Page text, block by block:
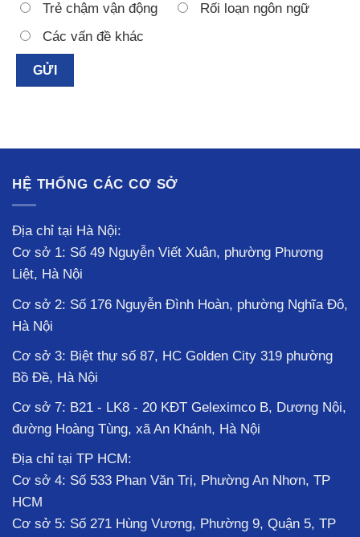
Trẻ chậm vận động
Rối loạn ngôn ngữ
Các vấn đề khác
HỆ THỐNG CÁC CƠ SỞ
Địa chỉ tại Hà Nội:
Cơ sở 1: Số 49 Nguyễn Viết Xuân, phường Phương
Liệt, Hà Nội
Cơ sở 2: Số 176 Nguyễn Đình Hoàn, phường Nghĩa Đô,
Hà Nội
Cơ sở 3: Biệt thự số 87, HC Golden City 319 phường
Bồ Đề, Hà Nội
Cơ sở 7: B21 - LK8 - 20 KĐT Geleximco B, Dương Nội,
đường Hoàng Tùng, xã An Khánh, Hà Nội
Địa chỉ tại TP HCM:
Cơ sở 4: Số 533 Phan Văn Trị, Phường An Nhơn, TP
HCM
Cơ sở 5: Số 271 Hùng Vương, Phường 9, Quận 5, TP